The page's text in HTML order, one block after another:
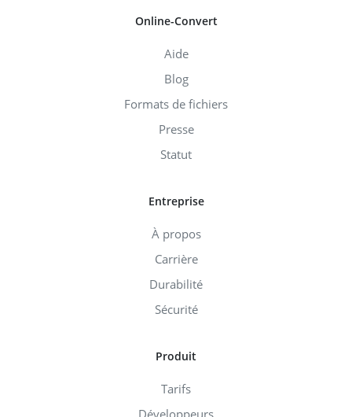
Online-Convert
Aide
Blog
Formats de fichiers
Presse
Statut
Entreprise
À propos
Carrière
Durabilité
Sécurité
Produit
Tarifs